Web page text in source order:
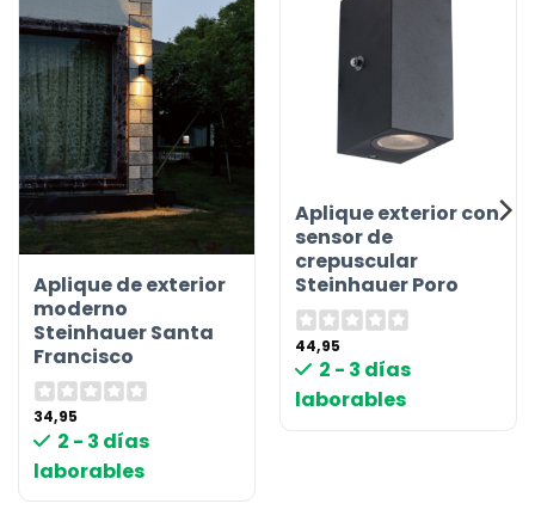
Aplique de exterior
moderno
Steinhauer Santa
Francisco
34,95
2 - 3 días
laborables
Aplique exterior con
sensor de
crepuscular
Steinhauer Poro
44,95
2 - 3 días
laborables